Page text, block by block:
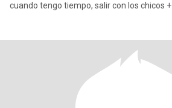
cuando tengo tiempo, salir con los chicos +